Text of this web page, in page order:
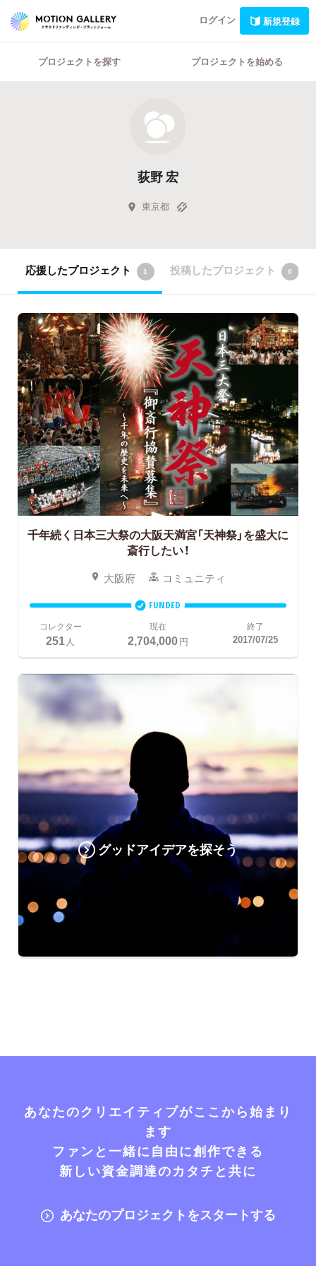
ログイン 新規登録
プロジェクトを探す プロジェクトを始める
荻野 宏
東京都
応援したプロジェクト 1 投稿したプロジェクト 0
千年続く日本三大祭の大阪天満宮「天神祭」を盛大に
斎行したい！
大阪府 コミュニティ
FUNDED
コレクター
251 人
現在
2,704,000円
終了
2017/07/25
グッドアイデアを探そう
あなたのクリエイティブがここから始まり
ます
ファンと一緒に自由に創作できる
新しい資金調達のカタチと共に
あなたのプロジェクトをスタートする